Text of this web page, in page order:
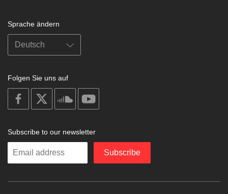
Sprache ändern
Folgen Sie uns auf
on
facebook
soundcloud
Subscribe to our newsletter
Enter
Subscribe